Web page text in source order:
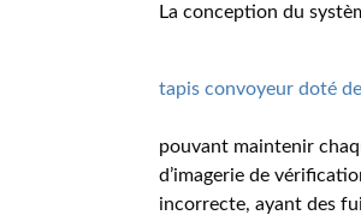
La conception du
tapis convoyeur doté
pouvant maintenir
d’imagerie de
incorrecte, ayant des